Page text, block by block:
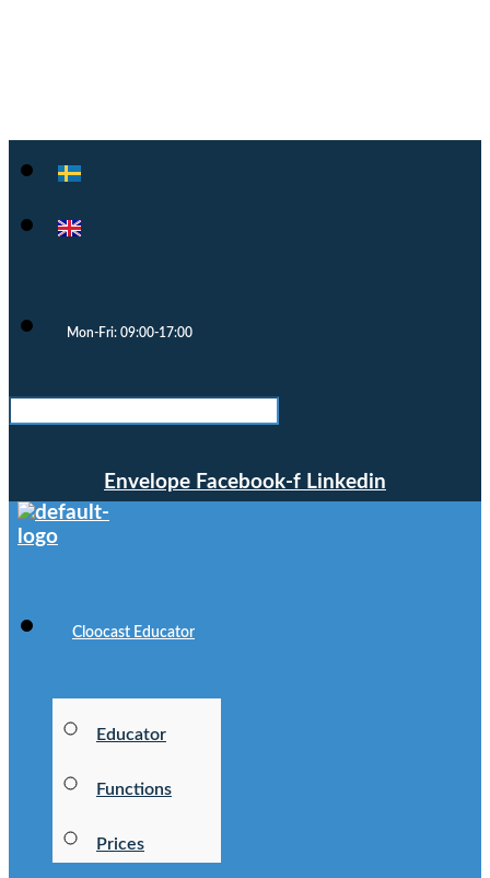
Mon-Fri: 09:00-17:00
Envelope Facebook-f Linkedin
Cloocast Educator
Educator
Functions
Prices